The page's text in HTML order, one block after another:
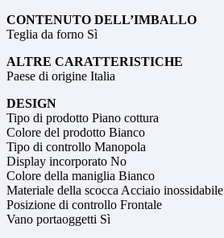
CONTENUTO DELL’IMBALLO
Teglia da forno Sì
ALTRE CARATTERISTICHE
Paese di origine Italia
DESIGN
Tipo di prodotto Piano cottura
Colore del prodotto Bianco
Tipo di controllo Manopola
Display incorporato No
Colore della maniglia Bianco
Materiale della scocca Acciaio inossidabile
Posizione di controllo Frontale
Vano portaoggetti Sì